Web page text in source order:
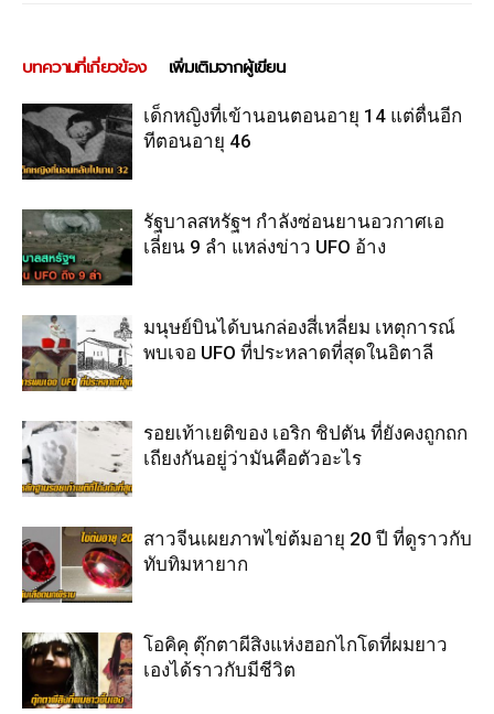
บทความที่เกี่ยวข้อง เพิ่มเติมจากผู้เขียน
เด็กหญิงที่เข้านอนตอนอายุ 14 แต่ตื่นอีก
ทีตอนอายุ 46
รัฐบาลสหรัฐฯ กำลังซ่อนยานอวกาศเอ
เลี่ยน 9 ลำ แหล่งข่าว UFO อ้าง
มนุษย์บินได้บนกล่องสี่เหลี่ยม เหตุการณ์
พบเจอ UFO ที่ประหลาดที่สุดในอิตาลี
รอยเท้าเยติของ เอริก ชิปตัน ที่ยังคงถูกถก
เถียงกันอยู่ว่ามันคือตัวอะไร
สาวจีนเผยภาพไข่ต้มอายุ 20 ปี ที่ดูราวกับ
ทับทิมหายาก
โอคิคุ ตุ๊กตาผีสิงแห่งฮอกไกโดที่ผมยาว
เองได้ราวกับมีชีวิต